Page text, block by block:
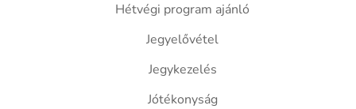
Hétvégi program ajánló
Jegyelővétel
Jegykezelés
Jótékonyság